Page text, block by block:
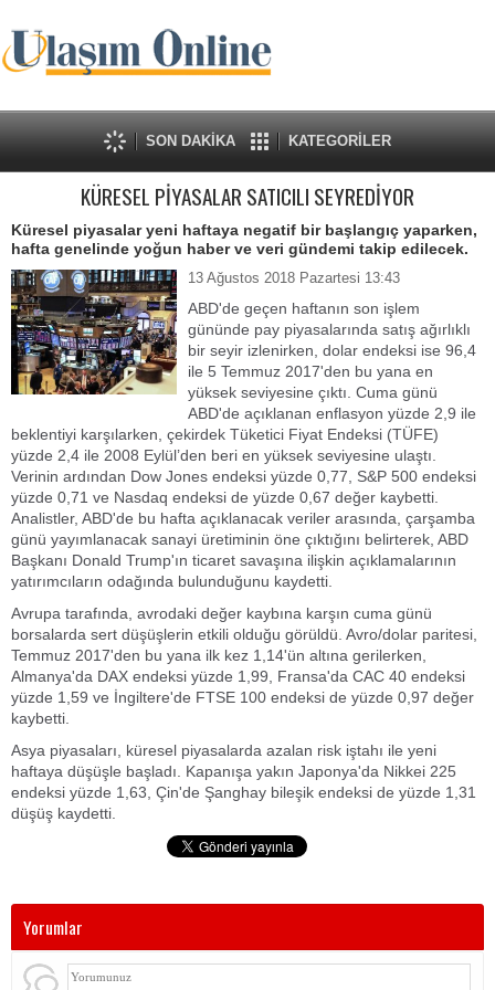
SON DAKİKA KATEGORİLER
KÜRESEL PİYASALAR SATICILI SEYREDİYOR
Küresel piyasalar yeni haftaya negatif bir başlangıç yaparken,
hafta genelinde yoğun haber ve veri gündemi takip edilecek.
13 Ağustos 2018 Pazartesi 13:43
ABD'de geçen haftanın son işlem
gününde pay piyasalarında satış ağırlıklı
bir seyir izlenirken, dolar endeksi ise 96,4
ile 5 Temmuz 2017'den bu yana en
yüksek seviyesine çıktı. Cuma günü
ABD'de açıklanan enflasyon yüzde 2,9 ile
beklentiyi karşılarken, çekirdek Tüketici Fiyat Endeksi (TÜFE)
yüzde 2,4 ile 2008 Eylül’den beri en yüksek seviyesine ulaştı.
Verinin ardından Dow Jones endeksi yüzde 0,77, S&P 500 endeksi
yüzde 0,71 ve Nasdaq endeksi de yüzde 0,67 değer kaybetti.
Analistler, ABD'de bu hafta açıklanacak veriler arasında, çarşamba
günü yayımlanacak sanayi üretiminin öne çıktığını belirterek, ABD
Başkanı Donald Trump'ın ticaret savaşına ilişkin açıklamalarının
yatırımcıların odağında bulunduğunu kaydetti.
Avrupa tarafında, avrodaki değer kaybına karşın cuma günü
borsalarda sert düşüşlerin etkili olduğu görüldü. Avro/dolar paritesi,
Temmuz 2017'den bu yana ilk kez 1,14'ün altına gerilerken,
Almanya'da DAX endeksi yüzde 1,99, Fransa'da CAC 40 endeksi
yüzde 1,59 ve İngiltere'de FTSE 100 endeksi de yüzde 0,97 değer
kaybetti.
Asya piyasaları, küresel piyasalarda azalan risk iştahı ile yeni
haftaya düşüşle başladı. Kapanışa yakın Japonya'da Nikkei 225
endeksi yüzde 1,63, Çin'de Şanghay bileşik endeksi de yüzde 1,31
düşüş kaydetti.
Yorumlar